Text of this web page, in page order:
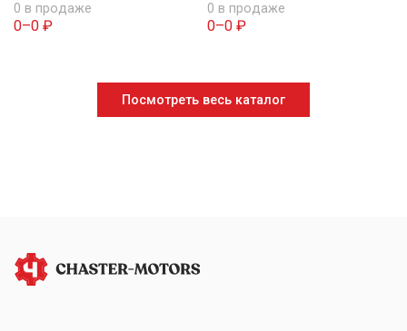
0 в продаже
0–0 ₽
0 в продаже
0–0 ₽
Посмотреть весь каталог